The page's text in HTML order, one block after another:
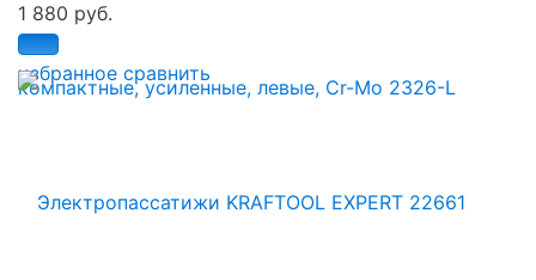
избранное сравнить
1 880 руб.